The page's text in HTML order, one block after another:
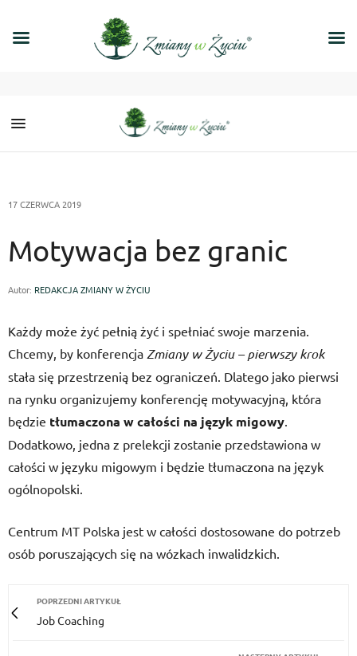
17 CZERWCA 2019
Motywacja bez granic
Autor: REDAKCJA ZMIANY W ŻYCIU
Każdy może żyć pełnią żyć i spełniać swoje marzenia.
Chcemy, by konferencja Zmiany w Życiu – pierwszy krok
stała się przestrzenią bez ograniczeń. Dlatego jako pierwsi
na rynku organizujemy konferencję motywacyjną, która
będzie tłumaczona w całości na język migowy.
Dodatkowo, jedna z prelekcji zostanie przedstawiona w
całości w języku migowym i będzie tłumaczona na język
ogólnopolski.
Centrum MT Polska jest w całości dostosowane do potrzeb
osób poruszających się na wózkach inwalidzkich.
POPRZEDNI ARTYKUŁ
Job Coaching